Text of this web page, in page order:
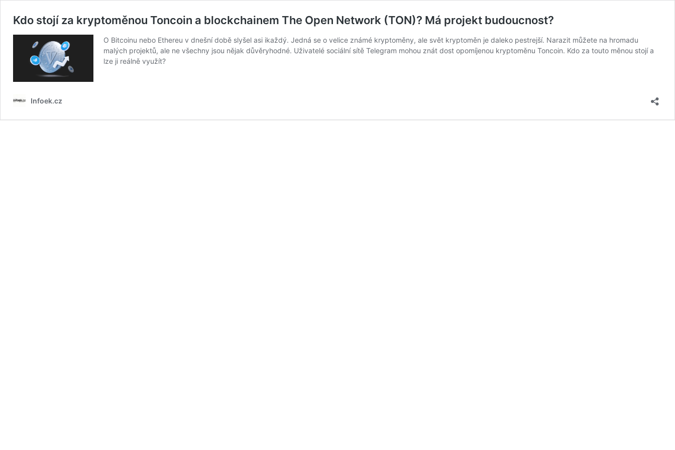
Kdo stojí za kryptoměnou Toncoin a blockchainem The Open Network (TON)? Má projekt budoucnost?
O Bitcoinu nebo Ethereu v dnešní době slyšel asi ikaždý. Jedná se o velice známé kryptoměny, ale svět kryptoměn je daleko pestrejší. Narazit můžete na hromadu
malých projektů, ale ne všechny jsou nějak důvěryhodné. Uživatelé sociální sítě Telegram mohou znát dost opomíjenou kryptoměnu Toncoin. Kdo za touto měnou stojí a
lze ji reálně využít?
Infoek.cz